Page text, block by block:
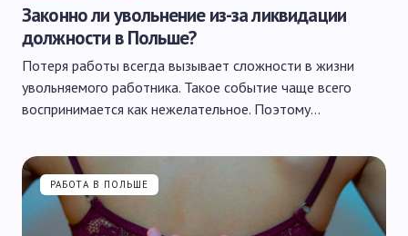
Законно ли увольнение из-за ликвидации
должности в Польше?
Потеря работы всегда вызывает сложности в жизни
увольняемого работника. Такое событие чаще всего
воспринимается как нежелательное. Поэтому…
РАБОТА В ПОЛЬШЕ